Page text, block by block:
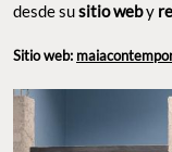
desde susitio weby
Sitio web: